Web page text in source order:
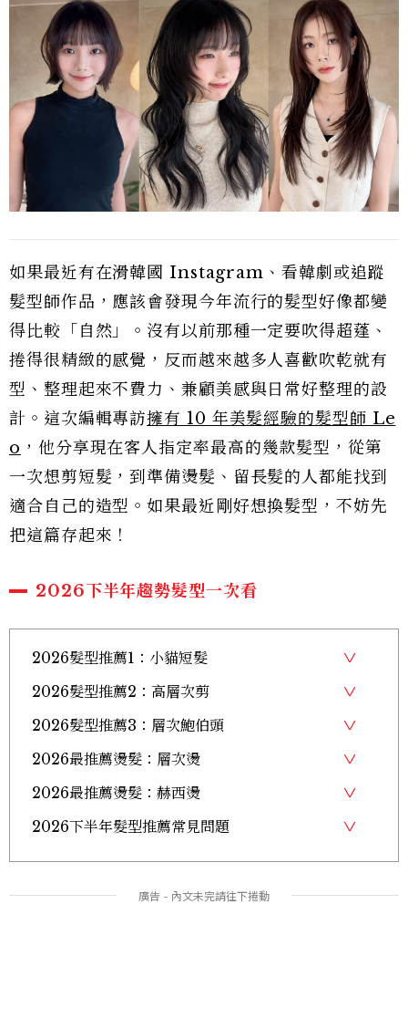
如果最近有在滑韓國 Instagram、看韓劇或追蹤
髮型師作品，應該會發現今年流行的髮型好像都變
得比較「自然」。沒有以前那種一定要吹得超蓬、
捲得很精緻的感覺，反而越來越多人喜歡吹乾就有
型、整理起來不費力、兼顧美感與日常好整理的設
計。這次編輯專訪擁有 10 年美髮經驗的髮型師 Le
o ，他分享現在客人指定率最高的幾款髮型，從第
一次想剪短髮，到準備燙髮、留長髮的人都能找到
適合自己的造型。如果最近剛好想換髮型，不妨先
把這篇存起來！
2026下半年趨勢髮型一次看
2026髮型推薦1：小貓短髮
2026髮型推薦2：高層次剪
2026髮型推薦3：層次鮑伯頭
2026最推薦燙髮：層次燙
2026最推薦燙髮：赫西燙
2026下半年髮型推薦常見問題